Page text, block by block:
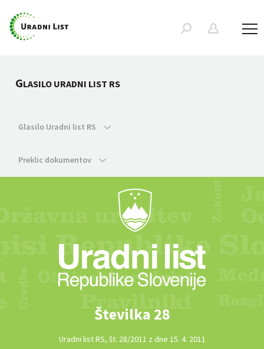
GLASILO URADNI LIST RS
Glasilo Uradni list RS
Preklic dokumentov
Številka 28
Uradni list RS, št. 28/2011 z dne 15. 4. 2011